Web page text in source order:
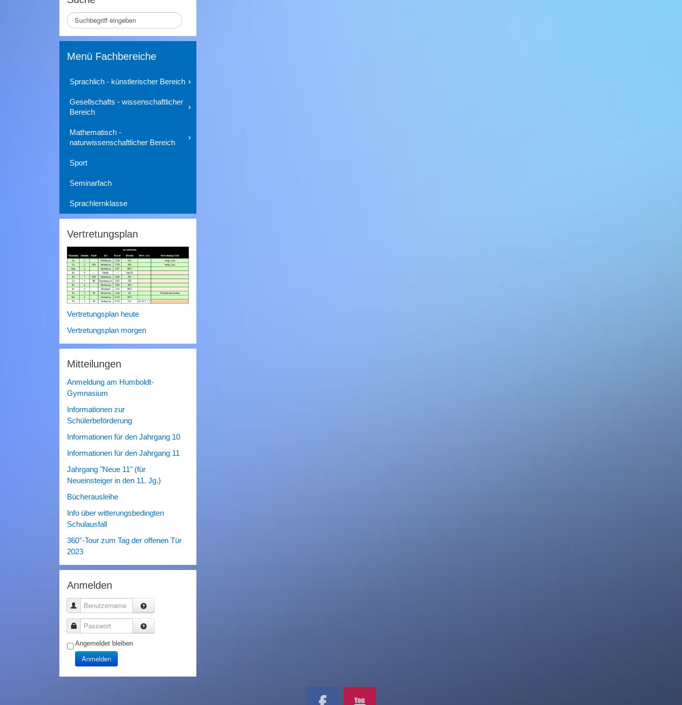
Seite
durchsuchen
Menü Fachbereiche
Sprachlich - künstlerischer Bereich
Gesellschafts - wissenschaftlicher
Bereich
Mathematisch -
naturwissenschaftlicher Bereich
Sport
Seminarfach
Sprachlernklasse
Vertretungsplan
Vertretungsplan heute
Vertretungsplan morgen
Mitteilungen
Anmeldung am Humboldt-
Gymnasium
Informationen zur
Schülerbeförderung
Informationen für den Jahrgang 10
Informationen für den Jahrgang 11
Jahrgang "Neue 11" (für
Neueinsteiger in den 11. Jg.)
Bücherausleihe
Info über witterungsbedingten
Schulausfall
360°-Tour zum Tag der offenen Tür
2023
Anmelden
Benutzername
Passwort
Angemeldet bleiben
Anmelden